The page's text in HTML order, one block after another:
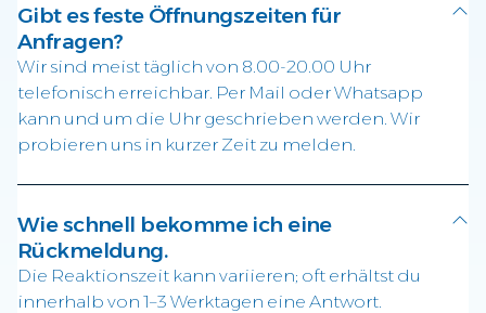
Gibt es feste Öffnungszeiten für
Anfragen?
Wir sind meist täglich von 8.00-20.00 Uhr
telefonisch erreichbar. Per Mail oder Whatsapp
kann und um die Uhr geschrieben werden. Wir
probieren uns in kurzer Zeit zu melden.
Wie schnell bekomme ich eine
Rückmeldung.
Die Reaktionszeit kann variieren; oft erhältst du
innerhalb von 1–3 Werktagen eine Antwort.